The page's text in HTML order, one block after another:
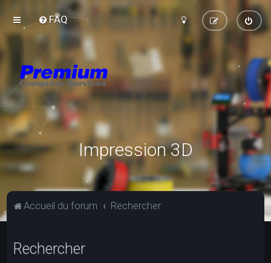
FAQ
Impression 3D
Accueil du forum Rechercher
Rechercher